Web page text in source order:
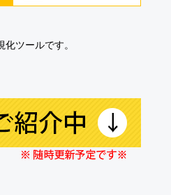
ツールです。